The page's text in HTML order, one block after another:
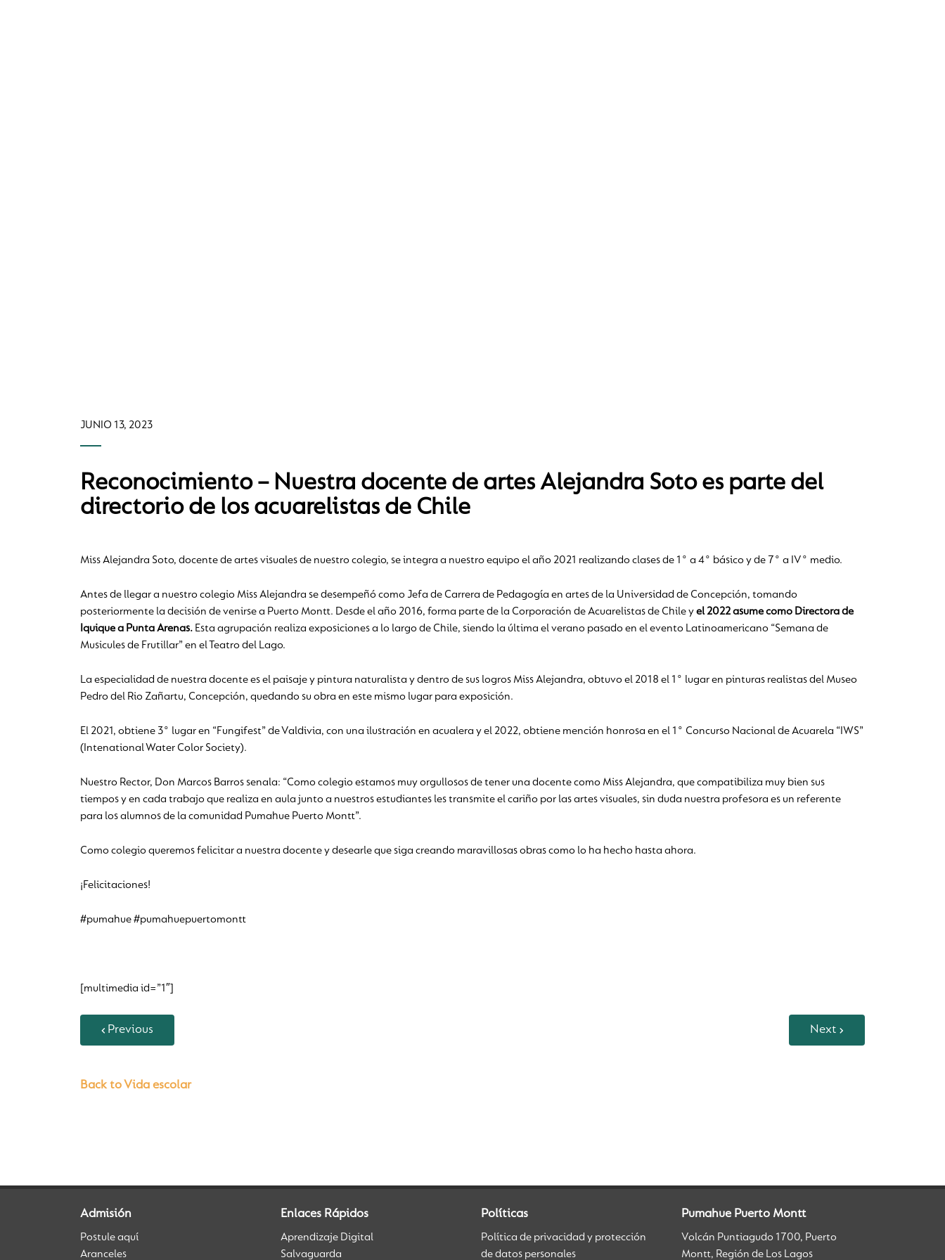
JUNIO 13, 2023
Reconocimiento – Nuestra docente de artes Alejandra Soto es parte del
directorio de los acuarelistas de Chile
Miss Alejandra Soto, docente de artes visuales de nuestro colegio, se integra a nuestro equipo el año 2021 realizando clases de 1° a 4° básico y de 7° a IV° medio.
Antes de llegar a nuestro colegio Miss Alejandra se desempeñó como Jefa de Carrera de Pedagogía en artes de la Universidad de Concepción, tomando
posteriormente la decisión de venirse a Puerto Montt. Desde el año 2016, forma parte de la Corporación de Acuarelistas de Chile yel 2022 asume como Directora de
Iquique a Punta Arenas. Esta agrupación realiza exposiciones a lo largo de Chile, siendo la última el verano pasado en el evento Latinoamericano “Semana de
Musicules de Frutillar” en el Teatro del Lago.
La especialidad de nuestra docente es el paisaje y pintura naturalista y dentro de sus logros Miss Alejandra, obtuvo el 2018 el 1° lugar en pinturas realistas del Museo
Pedro del Rio Zañartu, Concepción, quedando su obra en este mismo lugar para exposición.
El 2021, obtiene 3° lugar en “Fungifest” de Valdivia, con una ilustración en acualera y el 2022, obtiene mención honrosa en el 1° Concurso Nacional de Acuarela “IWS”
(Intenational Water Color Society).
Nuestro Rector, Don Marcos Barros senala: “Como colegio estamos muy orgullosos de tener una docente como Miss Alejandra, que compatibiliza muy bien sus
tiempos y en cada trabajo que realiza en aula junto a nuestros estudiantes les transmite el cariño por las artes visuales, sin duda nuestra profesora es un referente
para los alumnos de la comunidad Pumahue Puerto Montt”.
Como colegio queremos felicitar a nuestra docente y desearle que siga creando maravillosas obras como lo ha hecho hasta ahora.
¡Felicitaciones!
#pumahue #pumahuepuertomontt
[multimedia id=”1″]
Previous Next
Back to Vida escolar
Admisión
Postule aquí
Aranceles
Enlaces Rápidos
Aprendizaje Digital
Salvaguarda
Políticas
Política de privacidad y protección
de datos personales
Pumahue Puerto Montt
Volcán Puntiagudo 1700, Puerto
Montt, Región de Los Lagos